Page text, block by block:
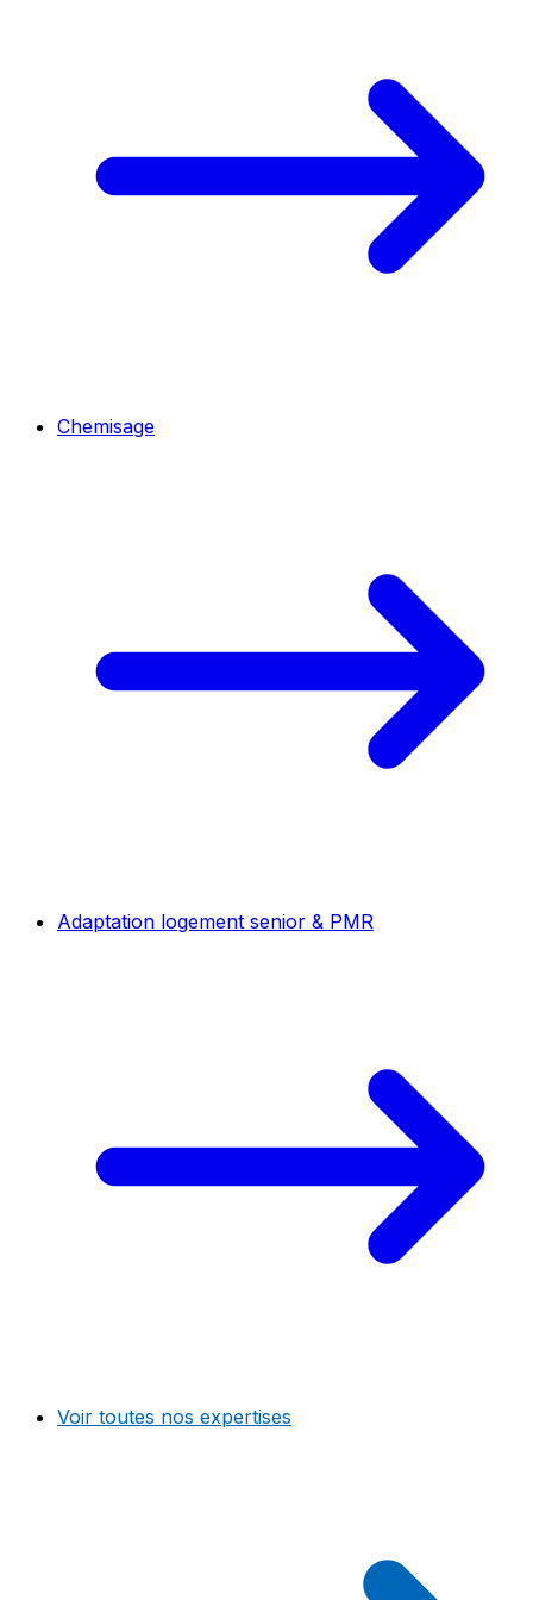
Chemisage
Adaptation logement senior & PMR
Voir toutes nos expertises